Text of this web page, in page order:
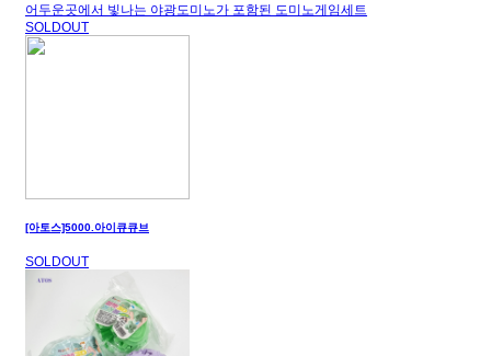
어두운곳에서 빛나는 야광도미노가 포함된 도미노게임세트
SOLDOUT
[아토스]5000.아이큐큐브
SOLDOUT